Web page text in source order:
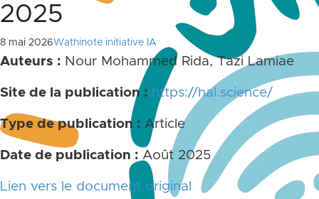
2025
8 mai 2026Wathinote initiative IA
Auteurs : Nour Mohammed Rida, Tazi Lamiae
Site de la publication : https://hal.science/
Type de publication : Article
Date de publication : Août 2025
Lien vers le document original